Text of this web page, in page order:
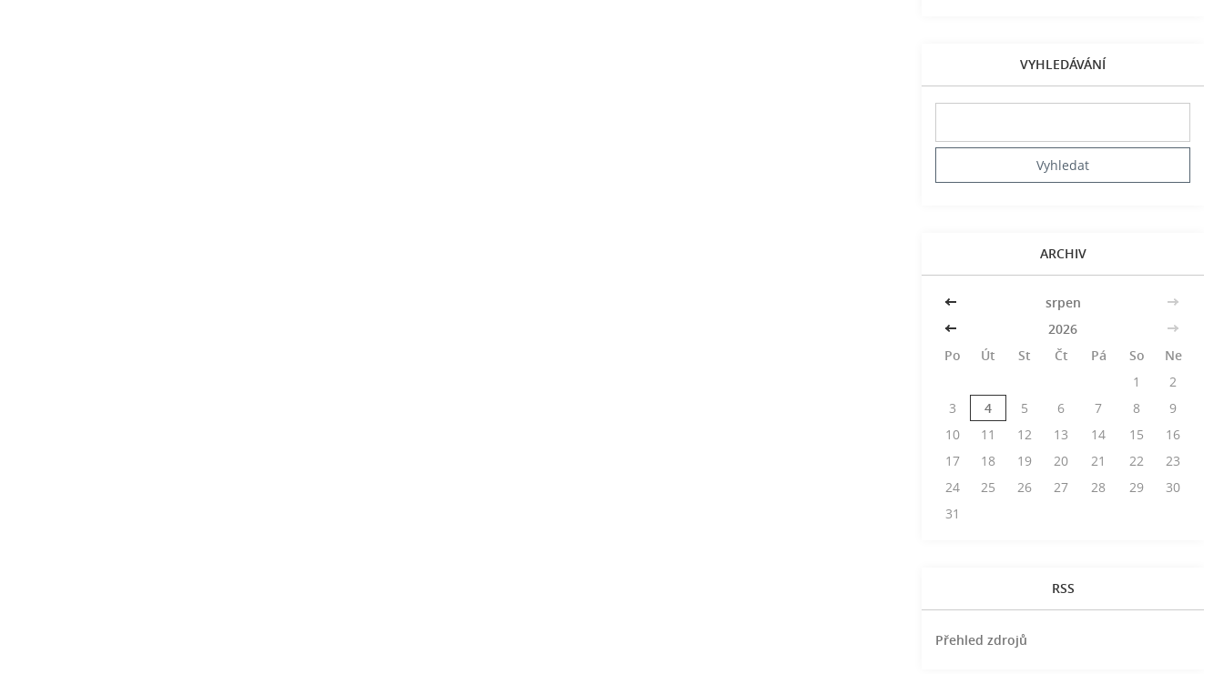
VYHLEDÁVÁNÍ
ARCHIV
<< srpen
>>
<<
2026
>>
Po
Út St Čt Pá So
Ne
1
2
3
4 5 6 7 8
9
10
11 12 13 14 15
16
17
18 19 20 21 22
23
24
25 26 27 28 29
30
31
RSS
Přehled zdrojů